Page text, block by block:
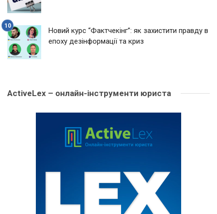
Новий курс “Фактчекінг”: як захистити правду в
епоху дезінформації та криз
ActiveLex – онлайн-інструменти юриста